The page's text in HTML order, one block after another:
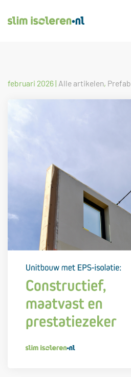
februari 2026| Alle artikelen, Prefab